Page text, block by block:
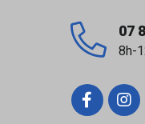
07
8h-